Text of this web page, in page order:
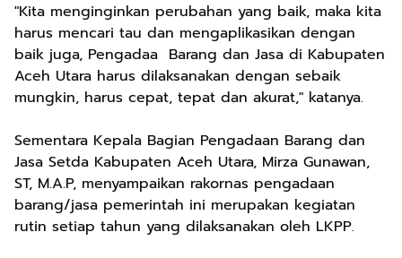
"Kita menginginkan perubahan yang baik, maka kita
harus mencari tau dan mengaplikasikan dengan
baik juga, Pengadaa Barang dan Jasa di Kabupaten
Aceh Utara harus dilaksanakan dengan sebaik
mungkin, harus cepat, tepat dan akurat," katanya.
Sementara Kepala Bagian Pengadaan Barang dan
Jasa Setda Kabupaten Aceh Utara, Mirza Gunawan,
ST, M.A.P, menyampaikan rakornas pengadaan
barang/jasa pemerintah ini merupakan kegiatan
rutin setiap tahun yang dilaksanakan oleh LKPP.